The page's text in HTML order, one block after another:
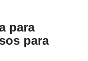
para
para